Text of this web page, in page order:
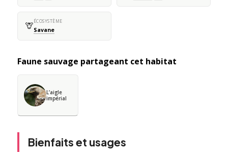
🦒ÉCOSYSTÈME
Savane
Faune sauvage partageant cet habitat
L’aigle
impérial
Bienfaits et usages